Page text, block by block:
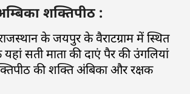
शक्तिपीठ :
के जयपुर के वैराटग्राम में स्थित
यहां सती माता की दाएं पैर की उंगलियां
की शक्ति अंबिका और रक्षक